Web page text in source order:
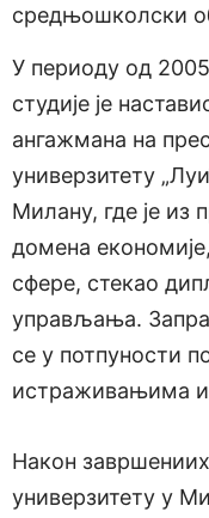
средњошколски
У периоду од
студије је
ангажмана на
универзитету
Милану, где је из
домена
сфере, стекао
управљања.
се у потпуности
истраживањима
Након
универзитету у